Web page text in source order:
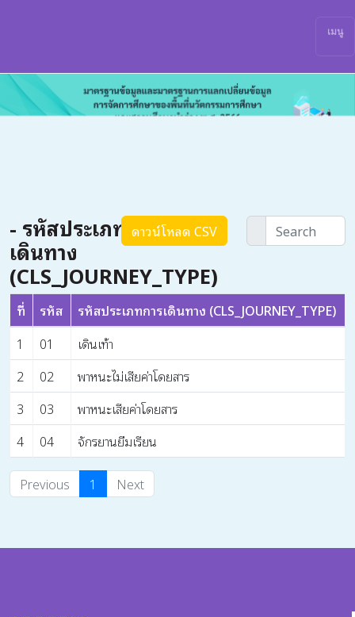
เมนู
- รหัสประเภทการ
เดินทาง
(CLS_JOURNEY_TYPE)
ดาวน์โหลด CSV
ที่ รหัส
รหัสประเภทการเดินทาง (CLS_JOURNEY_TYPE)
1
01
เดินเท้า
2
02
พาหนะไม่เสียค่าโดยสาร
3
03
พาหนะเสียค่าโดยสาร
4
04 จักรยานยืมเรียน
Previous 1 Next